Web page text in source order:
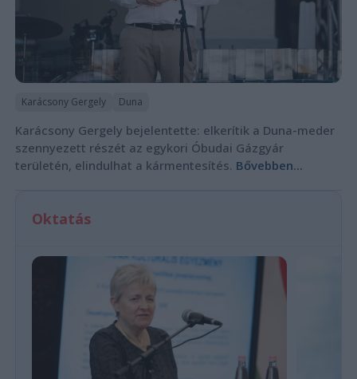
Karácsony Gergely Duna
Karácsony Gergely bejelentette: elkerítik a Duna-meder
szennyezett részét az egykori Óbudai Gázgyár
területén, elindulhat a kármentesítés. Bővebben...
Oktatás